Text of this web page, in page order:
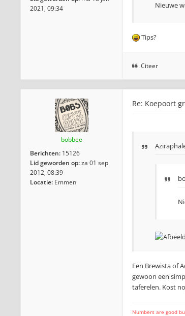
2021, 09:34
Nieuwe
Tips?
Citeer
bobbee
Berichten: 15126
Lid geworden op:za 01 sep
2012, 08:39
Locatie: Emmen
Re: Koepoort
Een Brewista of
gewoon een
taferelen. Kost
Numbers are good